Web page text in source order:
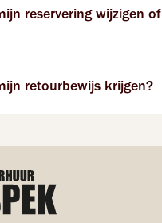
reservering wijzigen of
retourbewijs krijgen?